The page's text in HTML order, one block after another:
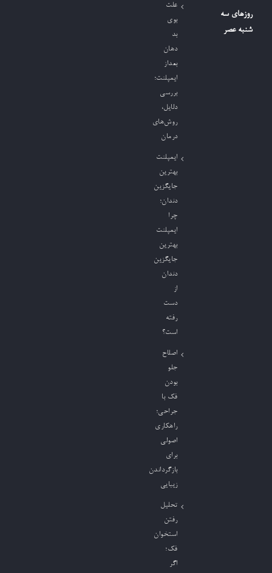
روزهای سه
شنبه عصر
علت
بوی
بد
دهان
بعداز
ایمپلنت؛
بررسی
دلایل،
روش‌های
درمان
ایمپلنت
بهترین
جایگزین
دندان؛
چرا
ایمپلنت
بهترین
جایگزین
دندان
از
دست
رفته
است؟
اصلاح
جلو
بودن
فک با
جراحی؛
راهکاری
اصولی
برای
بازگرداندن
زیبایی
تحلیل
رفتن
استخوان
فک؛
اگر